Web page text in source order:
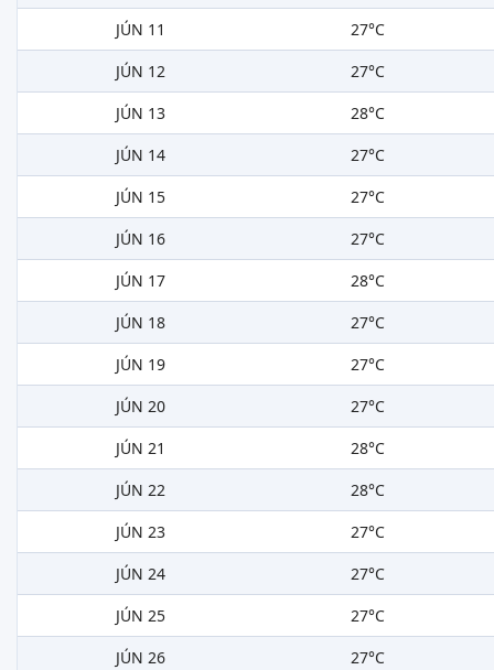
JÚN 11
27°C
JÚN 12
27°C
JÚN 13
28°C
JÚN 14
27°C
JÚN 15
27°C
JÚN 16
27°C
JÚN 17
28°C
JÚN 18
27°C
JÚN 19
27°C
JÚN 20
27°C
JÚN 21
28°C
JÚN 22
28°C
JÚN 23
27°C
JÚN 24
27°C
JÚN 25
27°C
JÚN 26
27°C